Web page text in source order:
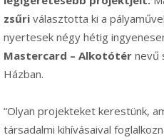
zsűri választotta ki a
nyertesek négy hétig
Mastercard – Alkotótér nevű
Házban.
“Olyan projekteket kerestünk,
társadalmi kihívásaival